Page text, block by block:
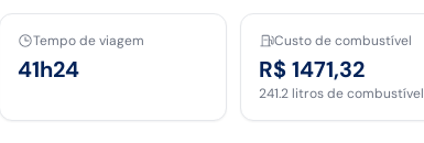
Tempo de viagem
41h24
Custo de combustível
R$ 1471,32
241.2 litros de combustível